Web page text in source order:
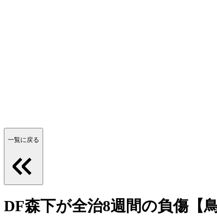
一覧に戻る
DF森下が全治8週間の負傷【